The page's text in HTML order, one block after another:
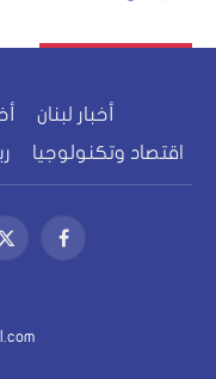
أخبار لبنان
اقتصاد وتكنولوجيا
فيسبوك